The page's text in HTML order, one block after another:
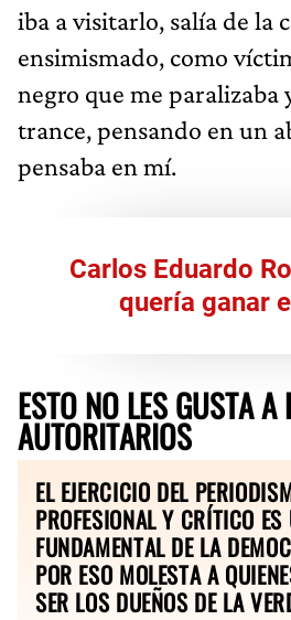
iba a visitarlo, salía de la
ensimismado, como
negro que me paralizaba
trance, pensando en un
pensaba en mí.
Carlos Eduardo
quería ganar
ESTO NO LES GUSTA A
AUTORITARIOS
EL EJERCICIO DEL
PROFESIONAL Y CRÍTICO
FUNDAMENTAL DE LA
POR ESO MOLESTA A
SER LOS DUEÑOS DE LA